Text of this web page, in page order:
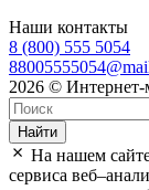
Наши контакты
8 (800) 555 5054
2026 © Интернет-
Найти
На нашем
сервиса